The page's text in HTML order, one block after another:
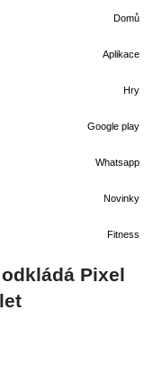
Domů
Aplikace
Hry
Google play
Whatsapp
Novinky
Fitness
Pixel